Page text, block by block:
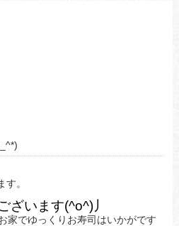
。
ざいます(^o^)丿
でゆっくりお寿司はいかがです